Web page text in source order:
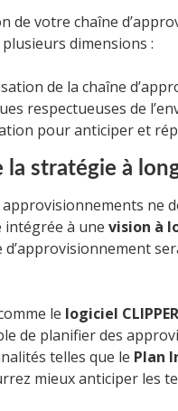
de votre chaîne
dimensions :
de la chaîne
respectueuses de
pour anticiper et
la stratégie à
ne
intégrée à une vision à
d’approvisionnement
le logiciel CLIPPER
de planifier des
telles que le Plan
mieux anticiper les